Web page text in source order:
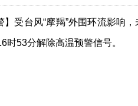
】受台风“摩羯”外围环流影响
时53分解除高温预警信号。